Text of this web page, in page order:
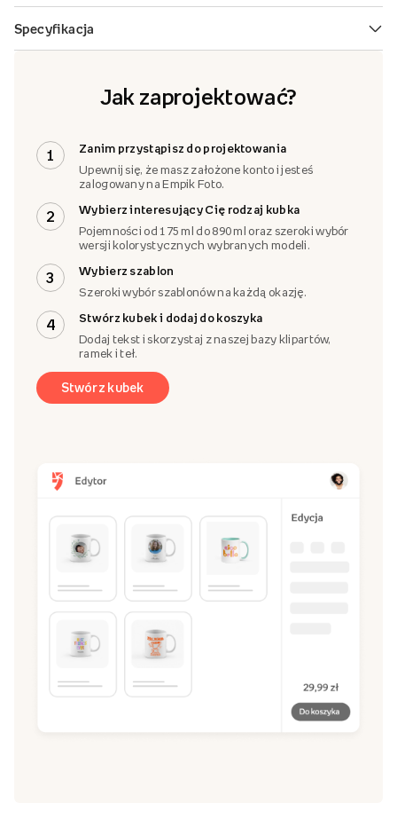
Jak zaprojektować?
1
Zanim przystąpisz do projektowania
Upewnij się, że masz założone konto i jesteś
zalogowany na Empik Foto.
2
Wybierz interesujący Cię rodzaj kubka
Pojemności od 175 ml do 890 ml oraz szeroki wybór
wersji kolorystycznych wybranych modeli.
3
Wybierz szablon
Szeroki wybór szablonów na każdą okazję.
4
Stwórz kubek i dodaj do koszyka
Dodaj tekst i skorzystaj z naszej bazy klipartów,
ramek i teł.
Stwórz kubek